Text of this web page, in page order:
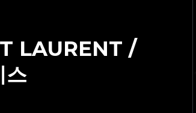
LAURENT /
스